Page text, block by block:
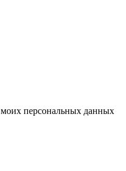
персональных данных